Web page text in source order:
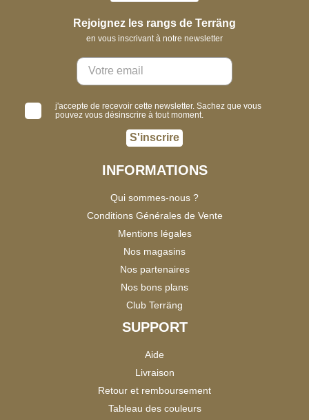
Rejoignez les rangs de Terräng
en vous inscrivant à notre newsletter
j'accepte de recevoir cette newsletter. Sachez que vous
pouvez vous désinscrire à tout moment.
S'inscrire
INFORMATIONS
Qui sommes-nous ?
Conditions Générales de Vente
Mentions légales
Nos magasins
Nos partenaires
Nos bons plans
Club Terräng
SUPPORT
Aide
Livraison
Retour et remboursement
Tableau des couleurs